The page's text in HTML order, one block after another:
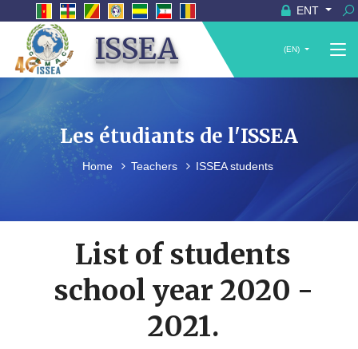
ENT
ISSEA (EN)
Les étudiants de l'ISSEA
Home Teachers ISSEA students
List of students
school year 2020 -
2021.